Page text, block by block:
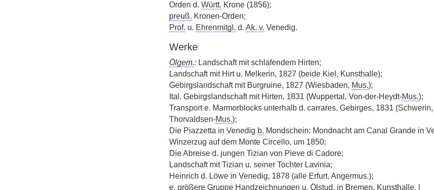
Orden d. Württ. Krone (1856);
preuß. Kronen-Orden;
Prof. u. Ehrenmitgl. d. Ak. v. Venedig.
Werke
Ölgem.:Landschaft mit schlafendem Hirten;
Landschaft mit Hirt u. Melkerin, 1827 (beide Kiel, Kunsthalle);
Gebirgslandschaft mit Burgruine, 1827 (Wiesbaden, Mus.);
Ital. Gebirgslandschaft mit Hirten, 1831 (Wuppertal, Von-der-Heydt-Mus.);
Transport e. Marmorblocks unterhalb d. carrares. Gebirges, 1831 (Schwerin,
Thorvaldsen-Mus.);
Die Piazzetta in Venedig b. Mondschein: Mondnacht am Canal Grande in
Winzerzug auf dem Monte Circello, um 1850;
Die Abreise d. jungen Tizian von Pieve di Cadore;
Landschaft mit Tizian u. seiner Tochter Lavinia;
Heinrich d. Löwe in Venedig, 1878 (alle Erfurt, Angermus.);
e. größere Gruppe Handzeichnungen u. Ölstud. in Bremen, Kunsthalle.